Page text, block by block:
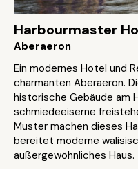
Harbourmaster
Aberaeron
Ein modernes Hotel und
charmanten Aberaeron.
historische Gebäude am
schmiedeeiserne
Muster machen dieses
bereitet moderne
außergewöhnliches Haus.